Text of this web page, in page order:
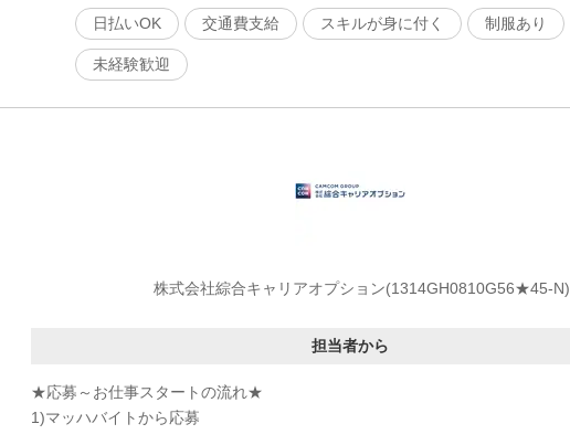
日払いOK
交通費支給 スキルが身に付く 制服あり
未経験歓迎
株式会社綜合キャリアオプション(1314GH0810G56★45-N)
担当者から
★応募～お仕事スタートの流れ★
1)マッハバイトから応募